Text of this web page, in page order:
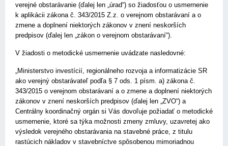
verejné obstarávanie (ďalej len „úrad“) so žiadosťou o usmernenie
k aplikácii zákona č. 343/2015 Z.z. o verejnom obstarávaní a o
zmene a doplnení niektorých zákonov v znení neskorších
predpisov (ďalej len „zákon o verejnom obstarávaní“).
V žiadosti o metodické usmernenie uvádzate nasledovné:
„Ministerstvo investícií, regionálneho rozvoja a informatizácie SR
ako verejný obstarávateľ podľa § 7 ods. 1 písm. a) zákona č.
343/2015 o verejnom obstarávaní a o zmene a doplnení niektorých
zákonov v znení neskorších predpisov (ďalej len „ZVO“) a
Centrálny koordinačný orgán si Vás dovoľuje požiadať o metodické
usmernenie, ktoré sa týka možnosti zmeny zmluvy, uzavretej ako
výsledok verejného obstarávania na stavebné práce, z titulu
rastúcich nákladov v stavebníctve spôsobenou mimoriadnou